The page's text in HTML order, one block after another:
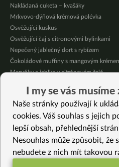
Nakládaná cuketa – kvašáky
Mrkvovo-dýňová krémová polévka
Osvěžující kuskus
Osvěžující čaj s citronovými bylinkami
Nepečený jablečný dort s rybízem
Čokoládové muffiny s mangovým
Meruňky a jablka v citrónovém želé
Celozrnná rýže basmati se zeleninou
Citrónové muffiny s borůvkovým krémem
Vybrané recepty
Zapečený bezpluchý oves (fotopostup)
I my se vás
Naše stránky používají k
cookies. Váš souhlas s jejich
lepší obsah, přehlednější
Nesouhlas může způsobit, že
nebudete z nich mít takovou